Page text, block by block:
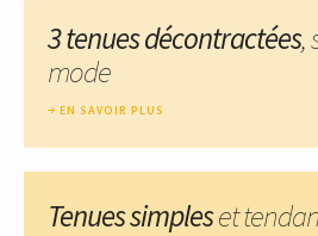
3 tenues décontractées,
mode
EN SAVOIR PLUS
Tenues simpleset